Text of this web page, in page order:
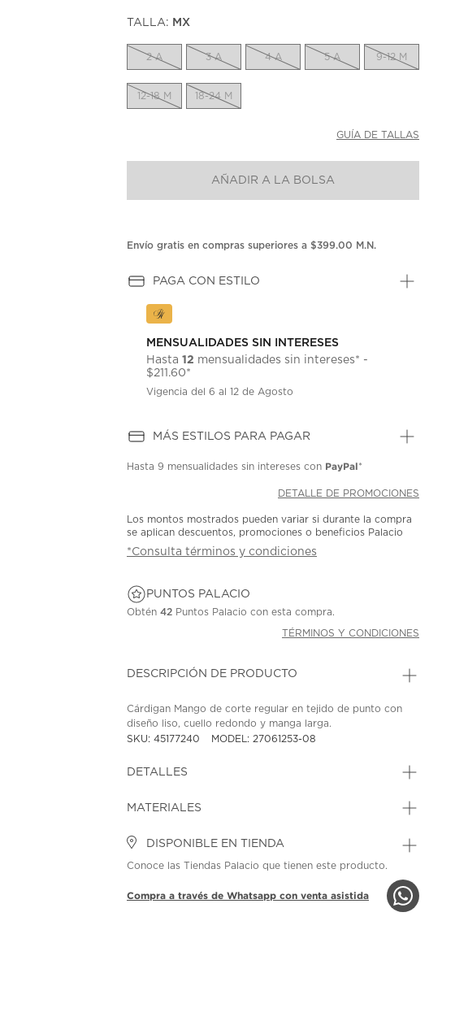
la
misma
TALLA: MX
2 A 3 A 4 A 5 A 9-12 M
12-18 M 18-24 M
GUÍA DE TALLAS
AÑADIR A LA BOLSA
Envío gratis en compras superiores a $399.00 M.N.
PAGA CON ESTILO
MENSUALIDADES SIN INTERESES
Hasta12 mensualidades sin intereses* -
$211.60*
Vigencia del 6 al 12 de Agosto
MÁS ESTILOS PARA PAGAR
Hasta9 mensualidades sin intereses con PayPal*
DETALLE DE PROMOCIONES
Los montos mostrados pueden variar si durante la compra
se aplican descuentos, promociones o beneficios Palacio
*Consulta términos y condiciones
PUNTOS PALACIO
Obtén42 Puntos Palacio con esta compra.
TÉRMINOS Y CONDICIONES
DESCRIPCIÓN DE PRODUCTO
Cárdigan Mango de corte regular en tejido de punto con
diseño liso, cuello redondo y manga larga.
SKU: 45177240
MODEL: 27061253-08
DETALLES
MATERIALES
DISPONIBLE EN TIENDA
Conoce las Tiendas Palacio que tienen este producto.
Compra a través de Whatsapp con venta asistida